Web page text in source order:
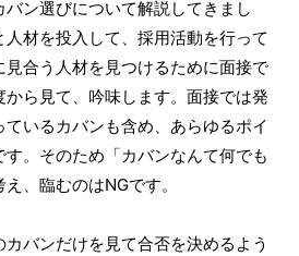
ン選びについて解説してきまし
材を投入して、採用活動を行って
合う人材を見つけるために面接で
ら見て、吟味します。面接では発
いるカバンも含め、あらゆるポイ
。そのため「カバンなんて何でも
、臨むのはNGです。
バンだけを見て合否を決めるよう